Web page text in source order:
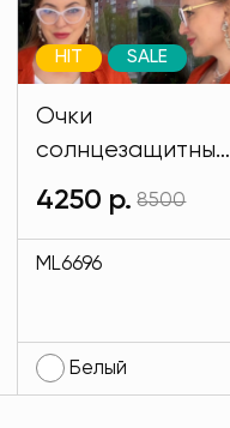
Очки
солнцезащитные
имиджевые
белого цвета
MODLAV ML6696-
HIT SALE
4250 р. 8500
ML6696
Белый